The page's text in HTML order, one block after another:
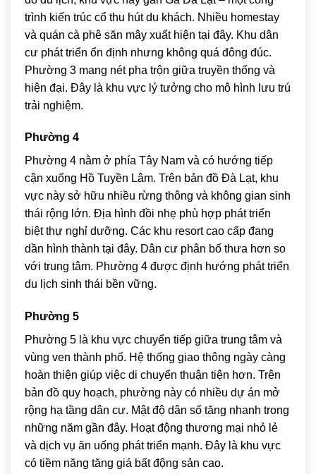
trình kiến trúc cổ thu hút du khách. Nhiều homestay
và quán cà phê săn mây xuất hiện tại đây. Khu dân
cư phát triển ổn định nhưng không quá đông đúc.
Phường 3 mang nét pha trộn giữa truyền thống và
hiện đại. Đây là khu vực lý tưởng cho mô hình lưu trú
trải nghiệm.
Phường 4
Phường 4 nằm ở phía Tây Nam và có hướng tiếp
cận xuống Hồ Tuyền Lâm. Trên bản đồ Đà Lạt, khu
vực này sở hữu nhiều rừng thông và không gian sinh
thái rộng lớn. Địa hình đồi nhẹ phù hợp phát triển
biệt thự nghỉ dưỡng. Các khu resort cao cấp đang
dần hình thành tại đây. Dân cư phân bố thưa hơn so
với trung tâm. Phường 4 được định hướng phát triển
du lịch sinh thái bền vững.
Phường 5
Phường 5 là khu vực chuyển tiếp giữa trung tâm và
vùng ven thành phố. Hệ thống giao thông ngày càng
hoàn thiện giúp việc di chuyển thuận tiện hơn. Trên
bản đồ quy hoạch, phường này có nhiều dự án mở
rộng hạ tầng dân cư. Mật độ dân số tăng nhanh trong
những năm gần đây. Hoạt động thương mại nhỏ lẻ
và dịch vụ ăn uống phát triển mạnh. Đây là khu vực
có tiềm năng tăng giá bất động sản cao.